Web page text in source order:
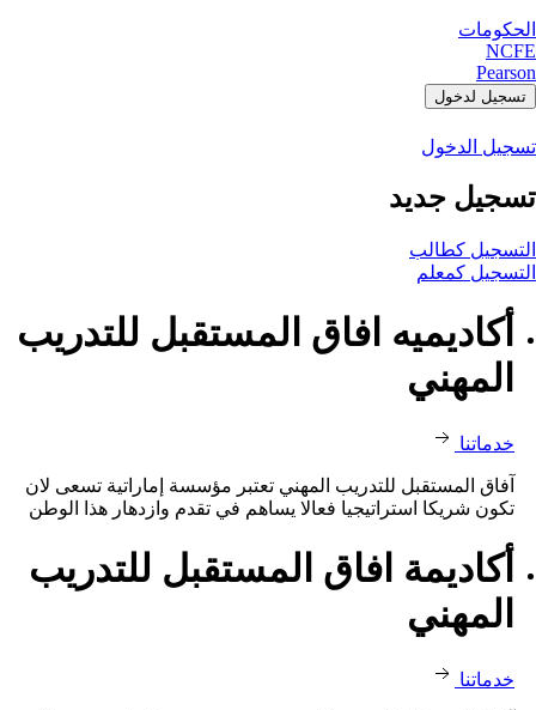
الحكومات
NCFE
Pearson
تسجيل لدخول
تسجيل الدخول
تسجيل جديد
التسجيل كطالب
التسجيل كمعلم
أكاديميه افاق المستقبل للتدريب
المهني
خدماتنا
آفاق المستقبل للتدريب المهني تعتبر مؤسسة إماراتية تسعى لان
تكون شريكا استراتيجيا فعالا يساهم في تقدم وازدهار هذا الوطن
أكاديمة افاق المستقبل للتدريب
المهني
خدماتنا